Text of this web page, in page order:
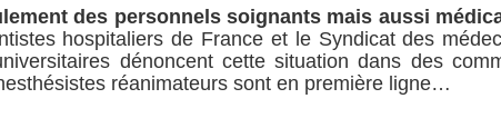
des personnels soignants mais aussi
hospitaliers de France et le Syndicat des
dénoncent cette situation dans des
réanimateurs sont en première ligne…